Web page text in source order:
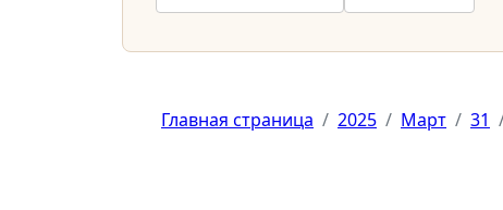
Главная страница 2025 Март 31